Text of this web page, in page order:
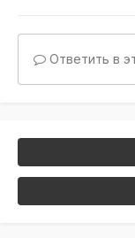
Ответить в